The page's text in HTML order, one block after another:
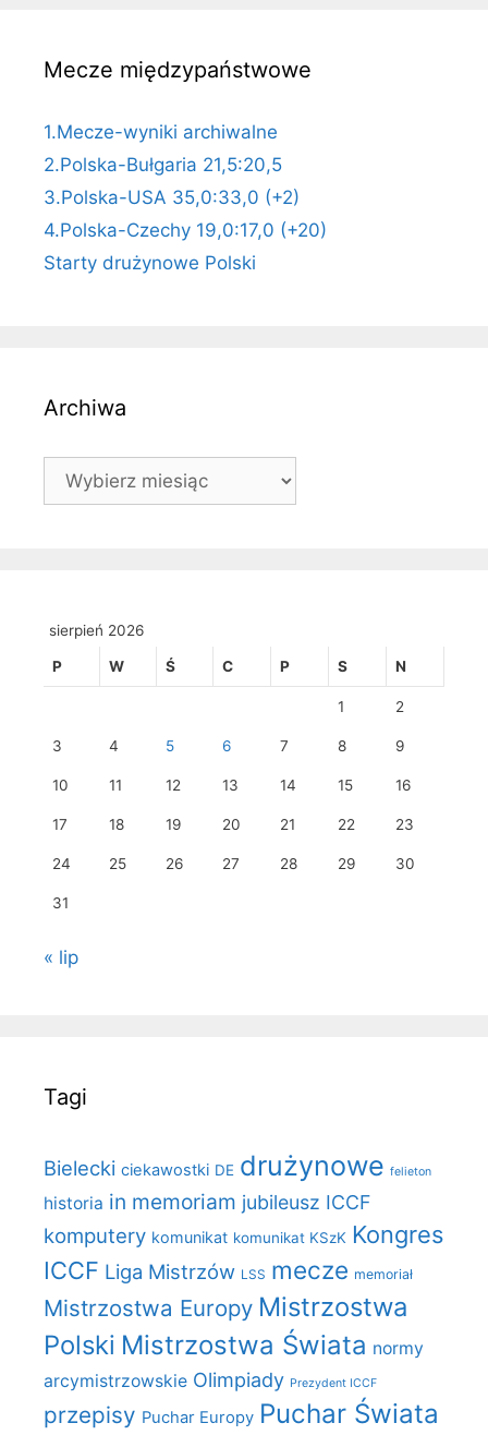
Mecze międzypaństwowe
1.Mecze-wyniki archiwalne
2.Polska-Bułgaria 21,5:20,5
3.Polska-USA 35,0:33,0 (+2)
4.Polska-Czechy 19,0:17,0 (+20)
Starty drużynowe Polski
Archiwa
Archiwa
sierpień 2026
P W Ś C P S N
1 2
3 4 5 6 7 8 9
10 11 12 13 14 15 16
17 18 19 20 21 22 23
24 25 26 27 28 29 30
31
« lip
Tagi
Bielecki ciekawostki DE drużynowe felieton
historia in memoriam jubileusz ICCF
komputery komunikat komunikat KSzK Kongres
ICCF Liga Mistrzów LSS mecze memoriał
Mistrzostwa Europy Mistrzostwa
Polski Mistrzostwa Świata normy
arcymistrzowskie Olimpiady Prezydent ICCF
przepisy Puchar Europy Puchar Świata